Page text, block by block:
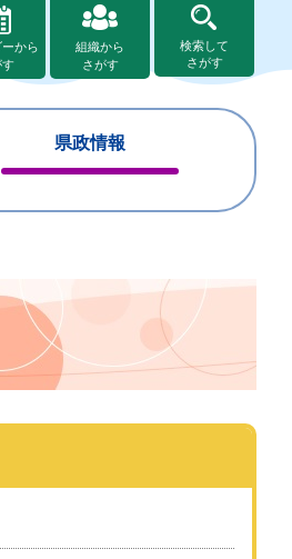
から
す
組織から
さがす
検索して
さがす
県政情報
じ